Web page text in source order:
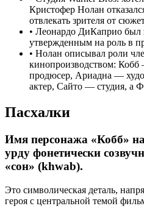
Кристофер Нолан
отвлекать зрителя от
• Леонардо ДиКаприо был
утвержденным на роль в
• Нолан описывал роли
кинопроизводством:
продюсер, Ариадна —
актер, Сайто — студия, а
Пасхалки
Имя персонажа «Кобб»
урду фонетически
«сон» (khwab).
Это символическая деталь,
героя с центральной темой